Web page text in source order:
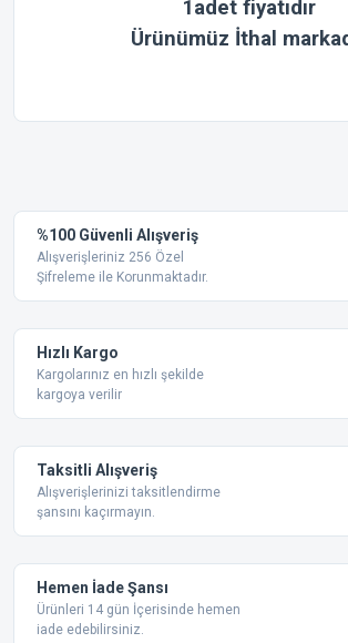
1adet fiyatıdır
Ürünümüz İthal
Ürün resmi kalitesiz, bozuk veya
Ürün açıklamasında eksik bilgiler bulunuyor.
Bu ürüne benzer farklı alternatifler olmalı.
%100 Güvenli Alışveriş
Alışverişleriniz 256 Özel
Şifreleme ile Korunmaktadır.
Hızlı Kargo
Kargolarınız en hızlı şekilde
kargoya verilir
Taksitli Alışveriş
Alışverişlerinizi taksitlendirme
şansını kaçırmayın.
Hemen İade Şansı
Ürünleri 14 gün İçerisinde hemen
iade edebilirsiniz.